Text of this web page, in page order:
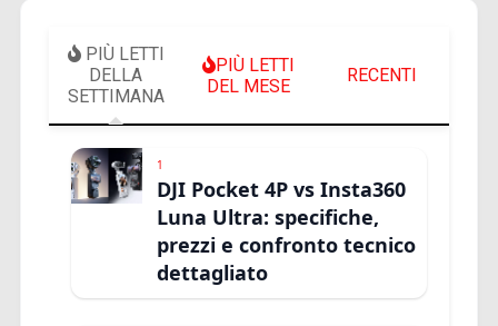
PIÙ LETTI
DELLA
SETTIMANA
PIÙ LETTI
DEL MESE
RECENTI
1
DJI Pocket 4P vs Insta360
Luna Ultra: specifiche,
prezzi e confronto tecnico
dettagliato